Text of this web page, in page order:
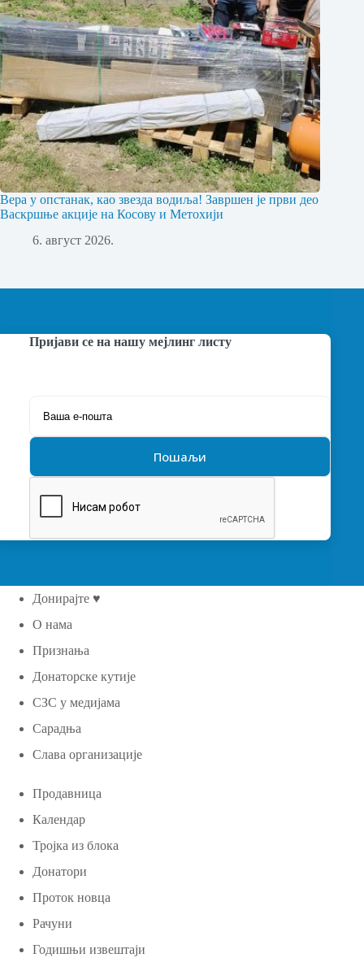
Вера у опстанак, као звезда водиља! Завршен је први део
Васкршње акције на Косову и Метохији
6. август 2026.
Пријави се на нашу мејлинг листу
Донирајте ♥
О нама
Признања
Донаторске кутије
СЗС у медијама
Сарадња
Слава организације
Продавница
Календар
Тројка из блока
Донатори
Проток новца
Рачуни
Годишњи извештаји